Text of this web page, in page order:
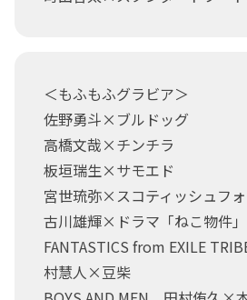
＜もふもふグラビア＞
佐野勇斗×ブルドッグ
高橋文哉×チンチラ
板垣瑞生×サモエド
宮世琉弥×スコティッシュフ
古川雄輝×ドラマ「ねこ物件
FANTASTICS from EXILE
村慧人×豆柴